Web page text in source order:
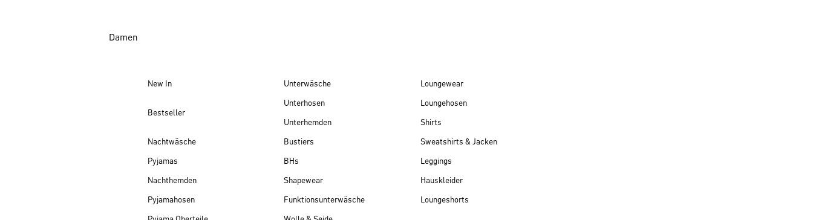
Damen
New In
Bestseller
Nachtwäsche
Pyjamas
Nachthemden
Pyjamahosen
Unterwäsche
Unterhosen
Unterhemden
Bustiers
BHs
Shapewear
Funktionsunterwäsche
Loungewear
Loungehosen
Shirts
Sweatshirts & Jacken
Leggings
Hauskleider
Loungeshorts